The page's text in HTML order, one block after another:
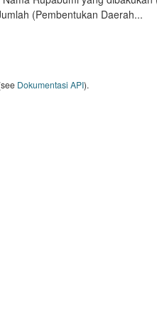
(Pembentukan Daerah...
Dokumentasi API).